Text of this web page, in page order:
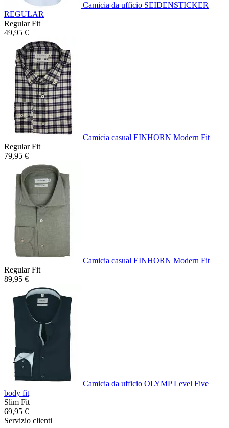
Camicia da ufficio SEIDENSTICKER
REGULAR
Regular Fit
49,95 €
Camicia casual EINHORN Modern Fit
Regular Fit
79,95 €
Camicia casual EINHORN Modern Fit
Regular Fit
89,95 €
Camicia da ufficio OLYMP Level Five
body fit
Slim Fit
69,95 €
Servizio clienti